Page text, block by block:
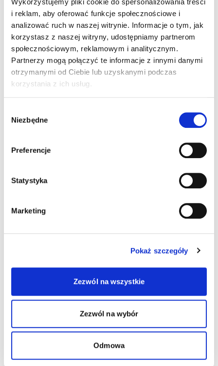
i reklam, aby oferować funkcje społecznościowe i
analizować ruch w naszej witrynie. Informacje o tym, jak
korzystasz z naszej witryny, udostępniamy partnerom
społecznościowym, reklamowym i analitycznym.
Partnerzy mogą połączyć te informacje z innymi danymi
otrzymanymi od Ciebie lub uzyskanymi podczas
korzystania z ich usług.
zgody
Niezbędne
Preferencje
Statystyka
Marketing
Pokaż szczegóły
Zezwól na wszystkie
Zezwól na wybór
Odmowa
rówieśnikami. Obecnie zmaga się także z głuchotą i
nowotworem kości. Nie może już jeździć na
hulajnodze, skakać na trampolinie ani grać w piłkę.
Rodzice, Aneta i Lucjan, walczą o jego życie i
leczenie.